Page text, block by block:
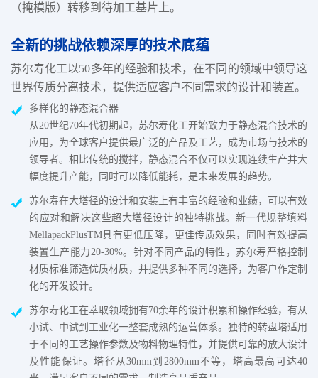
（掩模版）转移到待加工基片上。
全新的挑战依赖深厚的技术底蕴
苏尔寿化工以50多年的经验和技术，在不同的领域中领导这
世界传质分离技术，提供适应客户不同需求的设计和装置。
多样化的静态混合器
从20世纪70年代初期起，苏尔寿化工开始致力于静态混合技术的
应用，为全球客户提供最广泛的产品及工艺，成为市场与技术的
领导者。相比传统的搅拌，静态混合不仅可以实现连续生产并大
幅度提升产能，同时可以降低能耗，是未来发展的趋势。
苏尔寿在大塔径的设计和安装上有丰富的经验和业绩，可以有效
的应对和解决这些超大塔径设计的独特挑战。新一代规整填料
MellapackPlusTM具有更低压降，更佳传质效果，同时有效提高
装置生产能力20-30%。针对不同产品的特性，苏尔寿严格控制
材质标准筛选优质材质，并提供多种不同的选择，为客户作定制
化的开发设计。
苏尔寿化工在萃取领域拥有70余年的设计积累和操作经验，有从
小试、中试到工业化一整套成熟的运营体系。独特的转盘塔适用
于不同的工艺操作参数及物料物理特性，并提供可靠的放大设计
及性能保证。塔径从30mm到2800mm不等，塔高最高可达40